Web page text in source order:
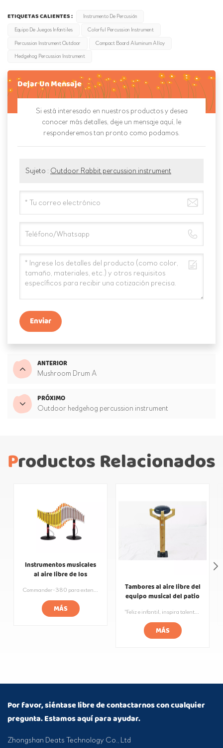
ETIQUETAS CALIENTES : Instrumento De Percusión
Equipo De Juegos Infantiles Colorful Percussion Instrument
Percussion Instrument Outdoor
Compact Board Aluminum Alloy
Hedgehog Percussion Instrument
Dejar Un Mensaje
Si está interesado en nuestros productos y desea
conocer más detalles, deje un mensaje aquí, le
responderemos tan pronto como podamos.
Sujeto : Outdoor Rabbit percussion instrument
Enviar
ANTERIOR
Mushroom Drum A
PRÓXIMO
Outdoor hedgehog percussion instrument
Productos Relacionados
Instrumentos musicales
al aire libre de los
aleación de aluminio
MÁS
Tambores al aire libre del
equipo musical del patio
MÁS
Por favor, siéntase libre de contactarnos con cualquier
pregunta. Estamos aquí para ayudar.
Zhongshan Deats Technology Co., Ltd